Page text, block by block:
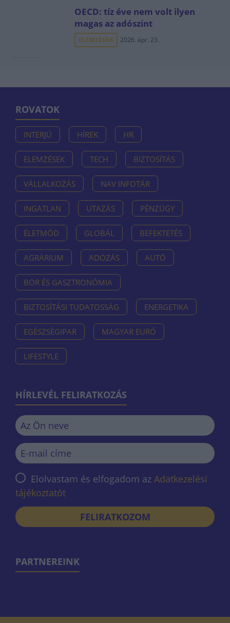
OECD: tíz éve nem volt ilyen
magas az adószint
ELEMZÉSEK 2026. ápr. 23.
ROVATOK
INTERJÚ HÍREK HR
ELEMZÉSEK TECH BIZTOSÍTÁS
VÁLLALKOZÁS NAV INFOTÁR
INGATLAN UTAZÁS PÉNZÜGY
ÉLETMÓD GLOBÁL BEFEKTETÉS
AGRÁRIUM ADÓZÁS AUTÓ
BOR ÉS GASZTRONÓMIA
BIZTOSÍTÁSI TUDATOSSÁG ENERGETIKA
EGÉSZSÉGIPAR MAGYAR EURÓ
LIFESTYLE
HÍRLEVÉL FELIRATKOZÁS
Elolvastam és elfogadom az Adatkezelési
tájékoztatót
FELIRATKOZOM
PARTNEREINK